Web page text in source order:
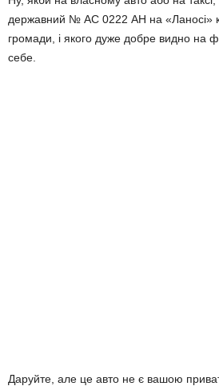
державний № АС 0222 АН на «Ланосі»
громади, і якого дуже добре видно на
себе.
Даруйте, але це авто не є вашою